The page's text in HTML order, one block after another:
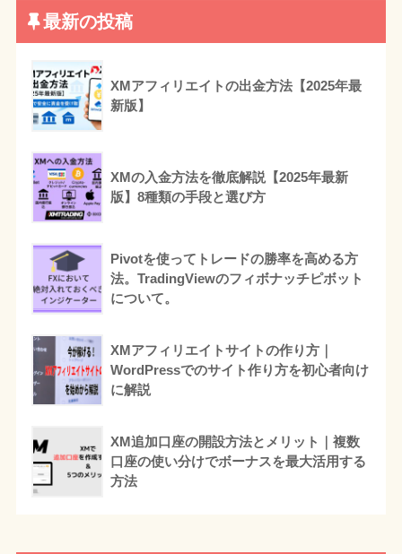
最新の投稿
XMアフィリエイトの出金方法【2025年最
新版】
XMの入金方法を徹底解説【2025年最新
版】8種類の手段と選び方
Pivotを使ってトレードの勝率を高める方
法。TradingViewのフィボナッチピボット
について。
XMアフィリエイトサイトの作り方｜
WordPressでのサイト作り方を初心者向け
に解説
XM追加口座の開設方法とメリット｜複数
口座の使い分けでボーナスを最大活用する
方法